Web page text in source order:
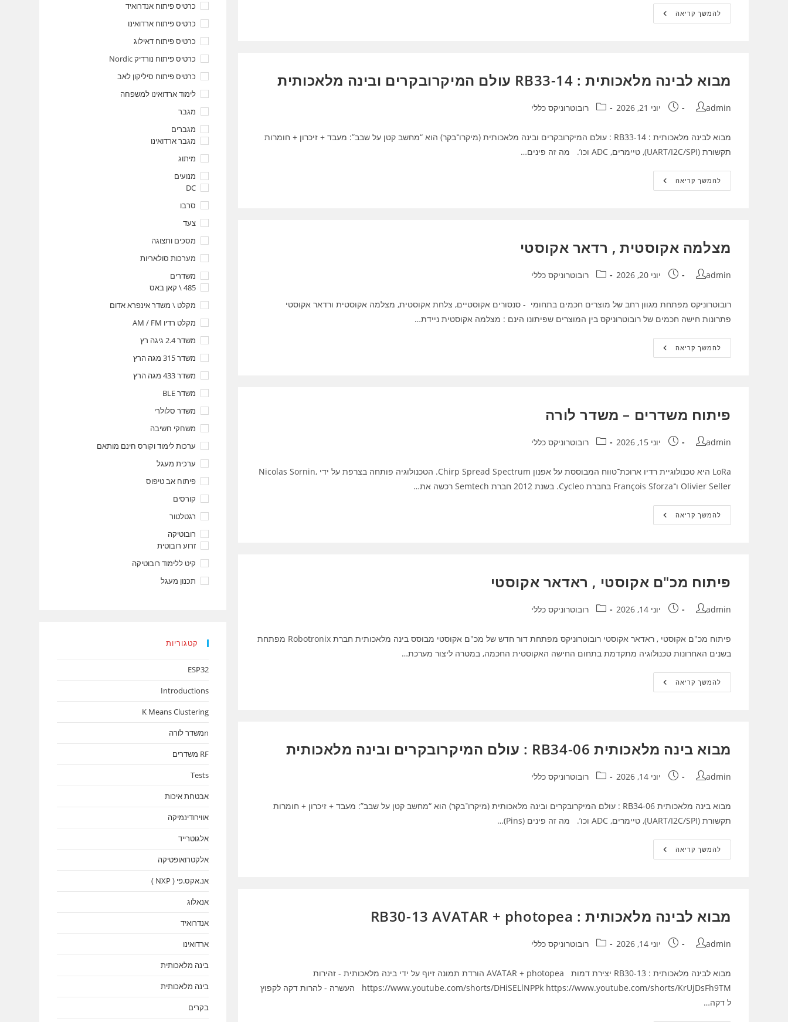
להמשך קריאהמבוא
בינה
עם
רשת
–
תרגול
על
נלמד
מבוא לבינה מלאכותית : 14-RB33 עולם המיקרובקרים ובינה מלאכותית
מחבר:
admin פורסם:
יוני 21, 2026 קטגוריה:רובוטרוניקס כללי
מבוא לבינה מלאכותית : 14-RB33 : עולם המיקרובקרים ובינה מלאכותית (מיקרו־בקר) הוא “מחשב קטן על שבב”: מעבד + זיכרון + חומרות
תקשורת (UART/I2C/SPI), טיימרים, ADC וכו’. מה זה פינים…
להמשך קריאהמבוא
לבינה
ובינה
מלאכותית
מצלמה אקוסטית , רדאר אקוסטי
מחבר:
admin פורסם:יוני 20, 2026 קטגוריה:רובוטרוניקס כללי
רובוטרוניקס מפתחת מגוון רחב של מוצרים חכמים בתחומי - סנסורים אקוסטיים, צלחת אקוסטית, מצלמה אקוסטית ורדאר אקוסטי
פתרונות חישה חכמים של רובוטרוניקס בין המוצרים שפיתונו הינם : מצלמה אקוסטית ניידת…
להמשך קריאהמצלמה
אקוסטית
פיתוח משדרים – משדר לורה
מחבר:
admin פורסם:יוני 15, 2026 קטגוריה:רובוטרוניקס כללי
LoRa היא טכנולוגיית רדיו ארוכת־טווח המבוססת על אפנון Chirp Spread Spectrum. הטכנולוגיה פותחה בצרפת על ידי Nicolas Sornin,
Olivier Seller ו־François Sforza בחברת Cycleo. בשנת 2012 חברת Semtech רכשה את…
להמשך קריאהפיתוח
משדרים
פיתוח מכ"ם אקוסטי , ראדאר אקוסטי
מחבר:
admin פורסם:יוני 14, 2026 קטגוריה:רובוטרוניקס כללי
פיתוח מכ"ם אקוסטי , ראדאר אקוסטי רובוטרוניקס מפתחת דור חדש של מכ"ם אקוסטי מבוסס בינה מלאכותית חברת Robotronix מפתחת
בשנים האחרונות טכנולוגיה מתקדמת בתחום החישה האקוסטית החכמה, במטרה ליצור מערכת…
להמשך קריאהפיתוח
מכ"ם
מבוא בינה מלאכותית RB34-06 : עולם המיקרובקרים ובינה מלאכותית
מחבר:
admin פורסם:יוני 14, 2026 קטגוריה:רובוטרוניקס כללי
מבוא בינה מלאכותית RB34-06 : עולם המיקרובקרים ובינה מלאכותית (מיקרו־בקר) הוא “מחשב קטן על שבב”: מעבד + זיכרון + חומרות
תקשורת (UART/I2C/SPI), טיימרים, ADC וכו’. מה זה פינים (Pins)…
להמשך קריאהמבוא
בינה
ובינה
מלאכותית
מבוא לבינה מלאכותית : RB30-13 AVATAR + photopea
מחבר:
admin פורסם:יוני 14, 2026 קטגוריה:רובוטרוניקס כללי
מבוא לבינה מלאכותית : RB30-13 יצירת דמות AVATAR + photopea הורדת תמונה זיוף על ידי בינה מלאכותית - זהירות
https://www.youtube.com/shorts/DHiSELlNPPk https://www.youtube.com/shorts/KrUjDsFh9TM העשרה - להרות דקה לקפוץ
ל דקה…
כרטיס פיתוח אנדרואיד
כרטיס פיתוח ארדואינו
כרטיס פיתוח דאילוג
כרטיס פיתוח נורדיק Nordic
כרטיס פיתוח סיליקון לאב
לימוד ארדואינו למשפחה
מגבר
מגברים
מגבר ארדואינו
מיתוג
מנועים
DC
סרבו
צעד
מסכים ותצוגה
מערכות סולאריות
משדרים
485 \ קאן באס
מקלט \ משדר אינפרא אדום
מקלט רדיו AM / FM
משדר 2.4 גיגה רץ
משדר 315 מגה הרץ
משדר 433 מגה הרץ
משדר BLE
משדר סלולרי
משחקי חשיבה
ערכות לימוד וקורס חינם מותאם
ערכית מעגל
פיתוח אב טיפוס
קורסים
רגטלטור
רובוטיקה
זרוע רובוטית
קיט ללימוד רובוטיקה
תכנון מעגל
קטגוריות
ESP32
Introductions
K Means Clustering
nמשדר לורה
RF משדרים
Tests
אבטחת איכות
אווירודינמיקה
אלגוטרייד
אלקטרואופטיקה
אנ.אקס.פי ( NXP )
אנאלוג
אנדרואיד
ארדואינו
בינה מלאכותית
בינה מלאכותית
בקרים